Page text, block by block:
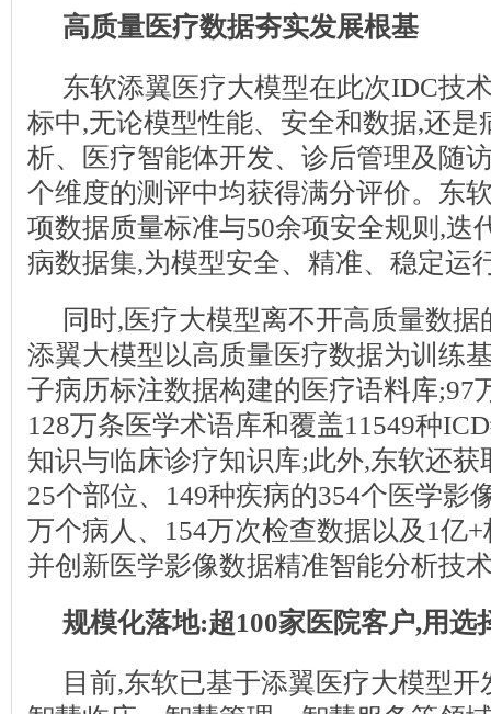
高质量医疗数据夯实发展根基
东软添翼医疗大模型在此次IDC技
标中,无论模型性能、安全和数据,还是
析、医疗智能体开发、诊后管理及随
个维度的测评中均获得满分评价。东
项数据质量标准与50余项安全规则,迭
病数据集,为模型安全、精准、稳定运
同时,医疗大模型离不开高质量数
添翼大模型以高质量医疗数据为训练
子病历标注数据构建的医疗语料库;97
128万条医学术语库和覆盖11549种
知识与临床诊疗知识库;此外,东软还
25个部位、149种疾病的354个医学影
万个病人、154万次检查数据以及1亿
并创新医学影像数据精准智能分析技
规模化落地:超100家医院客户,用选
目前,东软已基于添翼医疗大模型开